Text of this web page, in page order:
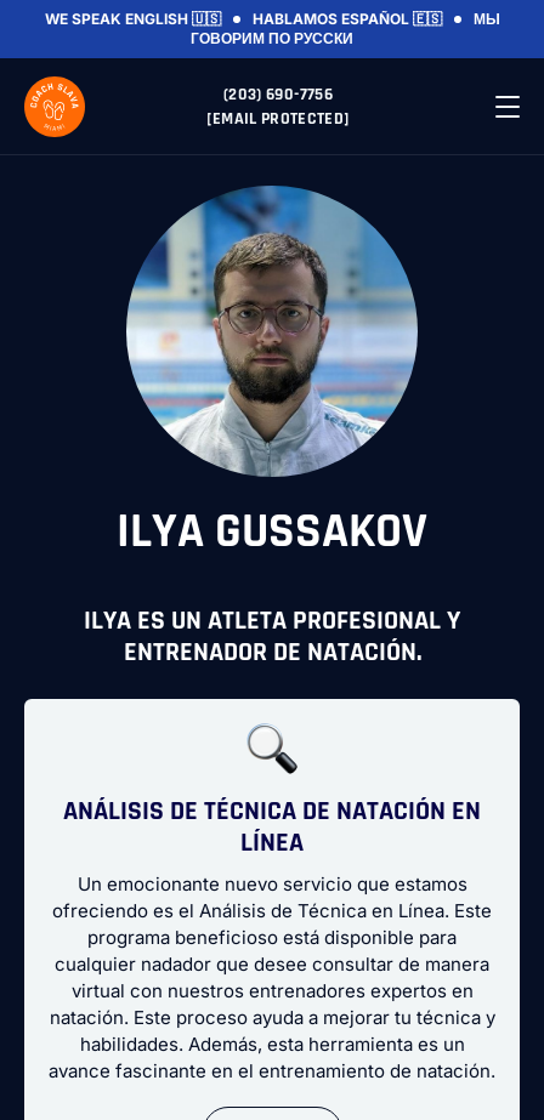
WE SPEAK ENGLISH 🇺🇸 HABLAMOS ESPAÑOL 🇪🇸
МЫ
ГОВОРИМ ПО РУССКИ
(203) 690-7756
[EMAIL PROTECTED]
ILYA GUSSAKOV
ILYA ES UN ATLETA PROFESIONAL Y
ENTRENADOR DE NATACIÓN.
ANÁLISIS DE TÉCNICA DE NATACIÓN EN
LÍNEA
Un emocionante nuevo servicio que estamos
ofreciendo es el Análisis de Técnica en Línea. Este
programa beneficioso está disponible para
cualquier nadador que desee consultar de manera
virtual con nuestros entrenadores expertos en
natación. Este proceso ayuda a mejorar tu técnica y
habilidades. Además, esta herramienta es un
avance fascinante en el entrenamiento de natación.